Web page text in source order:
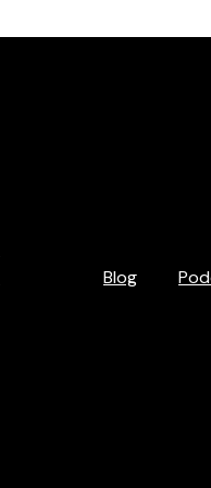
Blog